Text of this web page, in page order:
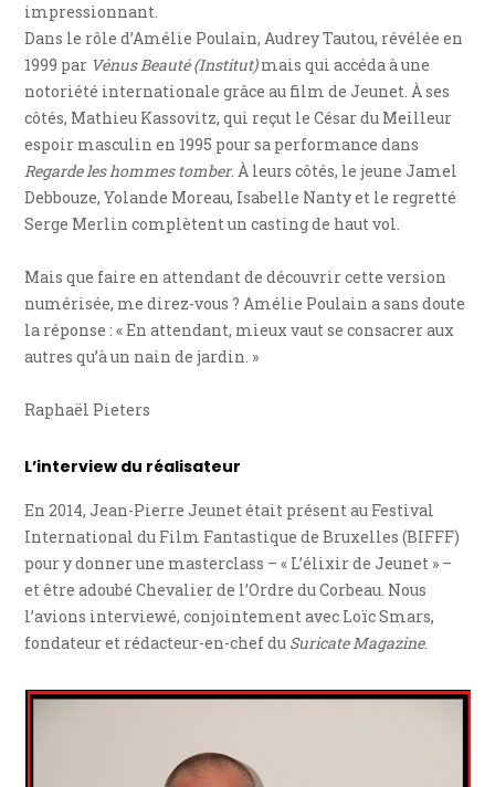
impressionnant.
Dans le rôle d’Amélie Poulain, Audrey Tautou, révélée en
1999 par Vénus Beauté (Institut)mais qui accéda à une
notoriété internationale grâce au film de Jeunet. À ses
côtés, Mathieu Kassovitz, qui reçut le César du Meilleur
espoir masculin en 1995 pour sa performance dans
Regarde les hommes tomber. À leurs côtés, le jeune Jamel
Debbouze, Yolande Moreau, Isabelle Nanty et le regretté
Serge Merlin complètent un casting de haut vol.
Mais que faire en attendant de découvrir cette version
numérisée, me direz-vous ? Amélie Poulain a sans doute
la réponse : « En attendant, mieux vaut se consacrer aux
autres qu’à un nain de jardin. »
Raphaël Pieters
L’interview du réalisateur
En 2014, Jean-Pierre Jeunet était présent au Festival
International du Film Fantastique de Bruxelles (BIFFF)
pour y donner une masterclass – « L’élixir de Jeunet » –
et être adoubé Chevalier de l’Ordre du Corbeau. Nous
l’avions interviewé, conjointement avec Loïc Smars,
fondateur et rédacteur-en-chef du Suricate Magazine.